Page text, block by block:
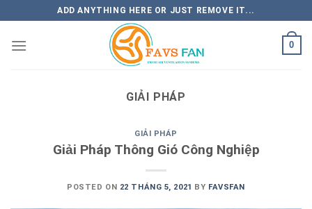
to
content
ADD ANYTHING HERE OR JUST REMOVE IT...
0
GIẢI PHÁP
GIẢI PHÁP
Giải Pháp Thông Gió Công Nghiệp
POSTED ON 22 THÁNG 5, 2021 BY FAVSFAN